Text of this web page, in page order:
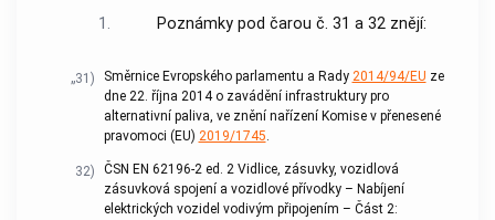
1.
Poznámky pod čarou č. 31 a 32 znějí:
„31) Směrnice Evropského parlamentu a Rady 2014/94/EU ze
dne 22. října 2014 o zavádění infrastruktury pro
alternativní paliva, ve znění nařízení Komise v přenesené
pravomoci (EU) 2019/1745.
32)
ČSN EN 62196-2 ed. 2 Vidlice, zásuvky, vozidlová
zásuvková spojení a vozidlové přívodky – Nabíjení
elektrických vozidel vodivým připojením – Část 2: